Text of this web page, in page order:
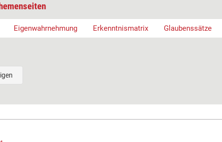
Eigenwahrnehmung Erkenntnismatrix Glaubenssätze